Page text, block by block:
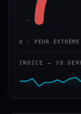
0 · PEUR EXTRÊME
INDICE — 30